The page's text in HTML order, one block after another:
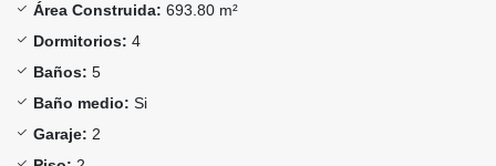
Área Construida: 693.80 m²
Dormitorios: 4
Baños: 5
Baño medio: Si
Garaje: 2